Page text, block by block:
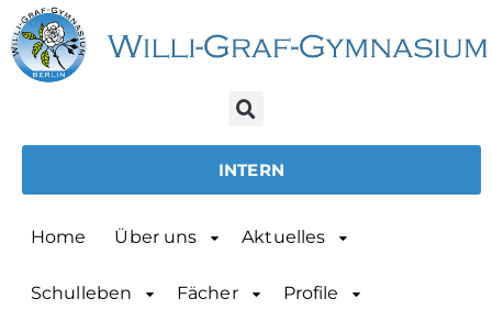
INTERN
Home Über uns Aktuelles
Schulleben Fächer Profile